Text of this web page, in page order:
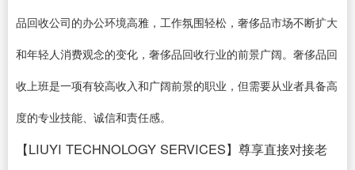
品回收公司的办公环境高雅，工作氛围轻松，奢侈品市场不断扩大
和年轻人消费观念的变化，奢侈品回收行业的前景广阔。奢侈品回
收上班是一项有较高收入和广阔前景的职业，但需要从业者具备高
度的专业技能、诚信和责任感。
【LIUYI TECHNOLOGY SERVICES】尊享直接对接老